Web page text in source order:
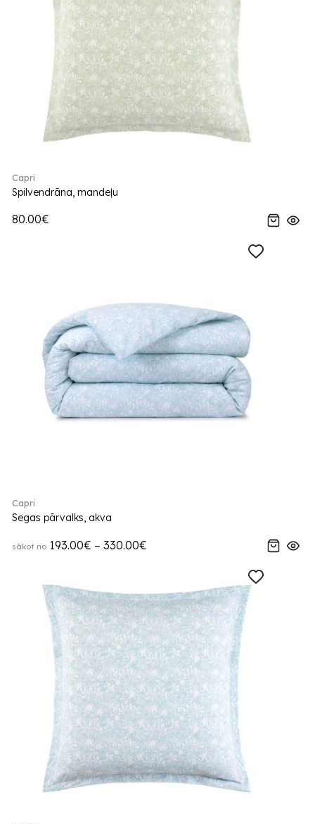
Capri
Spilvendrāna, mandeļu
80.00€
Capri
Segas pārvalks, akva
sākot no 193.00€ – 330.00€